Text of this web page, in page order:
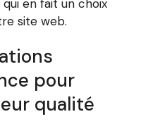
en fait un choix
site web.
pour
qualité